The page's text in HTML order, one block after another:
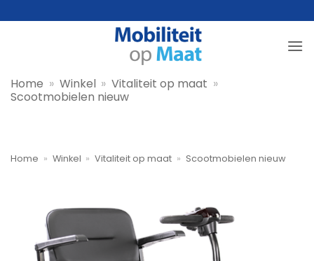
naar
Home » Winkel » Vitaliteit op maat »
Scootmobielen nieuw
Home » Winkel » Vitaliteit op maat » Scootmobielen nieuw